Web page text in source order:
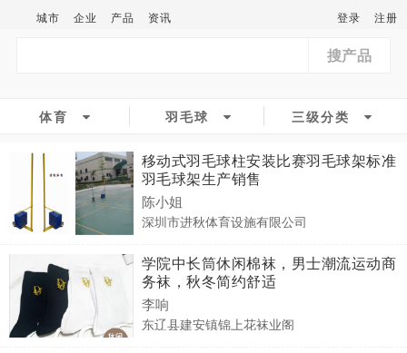
城市 企业 产品 资讯 登录 注册
搜产品
体育 羽毛球 三级分类
移动式羽毛球柱安装比赛羽毛球架标准
羽毛球架生产销售
陈小姐
深圳市进秋体育设施有限公司
学院中长筒休闲棉袜，男士潮流运动商
务袜，秋冬简约舒适
李响
东辽县建安镇锦上花袜业阁